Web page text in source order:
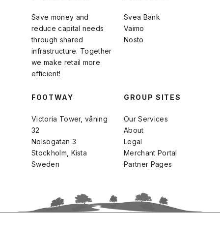
Save money and
reduce capital needs
through shared
infrastructure. Together
we make retail more
efficient!
Svea Bank
Vaimo
Nosto
FOOTWAY
Victoria Tower, våning
32
Nolsögatan 3
Stockholm, Kista
Sweden
GROUP SITES
Our Services
About
Legal
Merchant Portal
Partner Pages